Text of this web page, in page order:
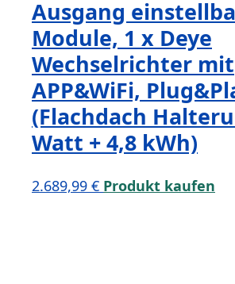
Ausgang
Module, 1 x Deye
Wechselrichter mit
APP&WiFi,
(Flachdach
Watt + 4,8 kWh)
2.689,99 € Produkt kaufen